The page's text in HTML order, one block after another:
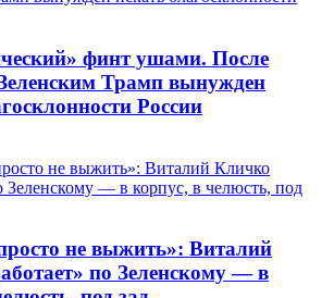
финт ушами. После
Трамп вынужден
России
не выжить»: Виталий
по Зеленскому — в